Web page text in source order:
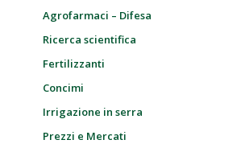
Agrofarmaci – Difesa
Ricerca scientifica
Fertilizzanti
Concimi
Irrigazione in serra
Prezzi e Mercati